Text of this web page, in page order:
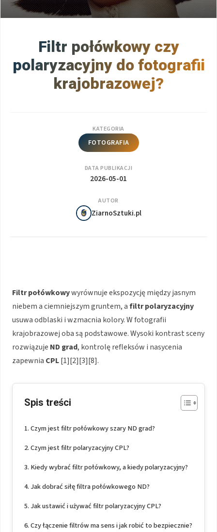
Filtr połówkowy czy
polaryzacyjny do fotografii
krajobrazowej?
KATEGORIA
FOTOGRAFIA
DATA PUBLIKACJI
2026-05-01
AUTOR
ZiarnoSztuki.pl
Filtr połówkowywyrównuje ekspozycję między jasnym
niebem a ciemniejszym gruntem, afiltr polaryzacyjny
usuwa odblaski i wzmacnia kolory. W fotografii
krajobrazowej oba są podstawowe. Wysoki kontrast sceny
rozwiązuje ND grad, kontrolę refleksów i nasycenia
zapewnia CPL[1][2][3][8].
Spis treści
Czym jest filtr połówkowy szary ND grad?
Czym jest filtr polaryzacyjny CPL?
Kiedy wybrać filtr połówkowy, a kiedy polaryzacyjny?
Jak dobrać siłę filtra połówkowego ND?
Jak ustawić i używać filtr polaryzacyjny CPL?
Czy łączenie filtrów ma sens i jak robić to bezpiecznie?